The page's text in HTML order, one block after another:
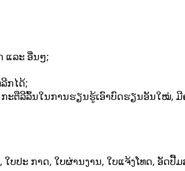
ແລະ ອື່ນໆ;
ກໄດ້;
ຕືລີລົ້ນໃນການຮຽນຮູ້ເອົາບົດຮຽນອັນໃໝ່,
ະ ກາດ, ໃບຜ່ານງານ, ໃບແຈ້ງໂທດ, ອັດປື້